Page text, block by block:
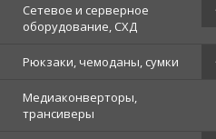
Сетевое и серверное
оборудование, СХД
Рюкзаки, чемоданы, сумки
Медиаконверторы,
трансиверы